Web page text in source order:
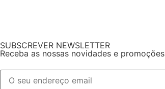
SUBSCREVER NEWSLETTER
Receba as nossas novidades e promoções